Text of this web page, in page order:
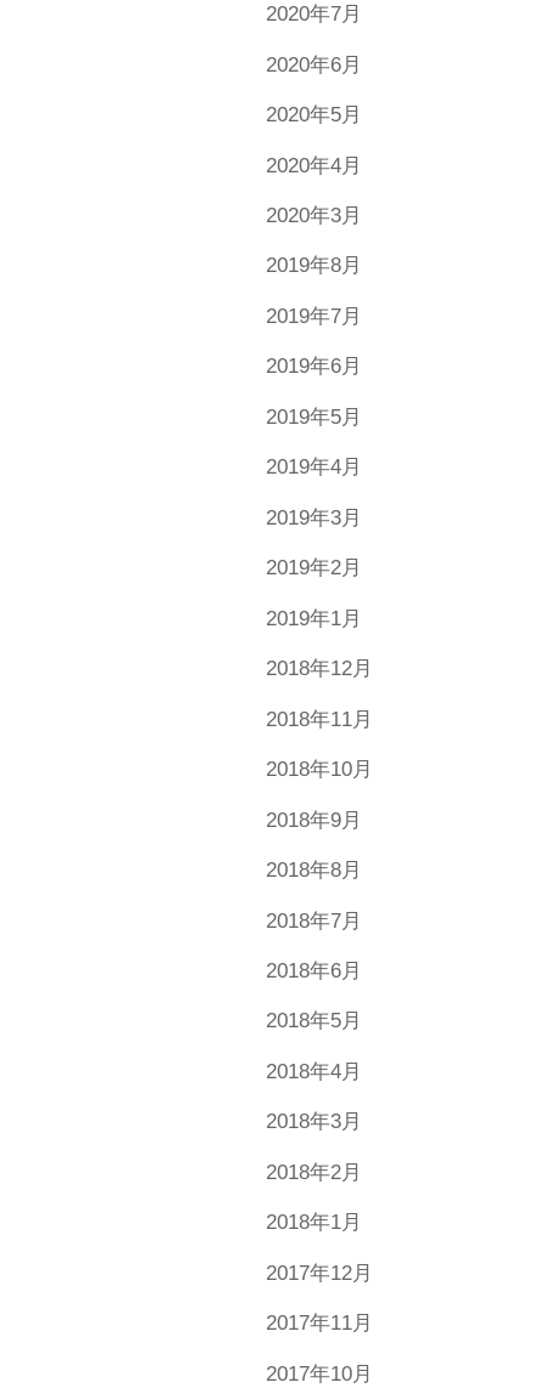
2020年7月
2020年6月
2020年5月
2020年4月
2020年3月
2019年8月
2019年7月
2019年6月
2019年5月
2019年4月
2019年3月
2019年2月
2019年1月
2018年12月
2018年11月
2018年10月
2018年9月
2018年8月
2018年7月
2018年6月
2018年5月
2018年4月
2018年3月
2018年2月
2018年1月
2017年12月
2017年11月
2017年10月